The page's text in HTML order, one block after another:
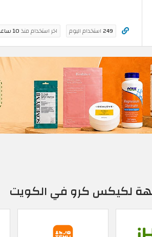
249استخدام اليوم اخر استخدام منذ10 ساعة
لكيكس كرو في الكويت